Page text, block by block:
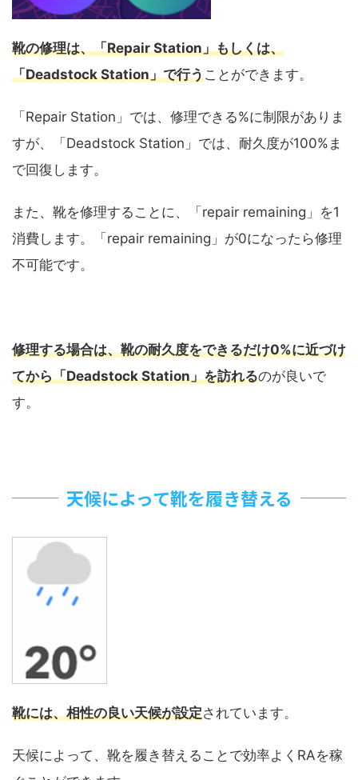
靴の修理は、「Repair Station」もしくは、
「Deadstock Station」で行うことができます。
「Repair Station」では、 修理できる%に制限がありま
すが、「Deadstock Station」では、耐久度が100%ま
で回復します。
また、靴を修理することに、「repair remaining」を1
消費します。「repair remaining」が0になったら修理
不可能です。
修理する場合は、靴の耐久度をできるだけ0%に近づけ
てから「Deadstock Station」を訪れるのが良いで
す。
天候によって靴を履き替える
靴には、相性の良い天候が設定されています。
天候によって、靴を履き替えることで効率よくRAを稼